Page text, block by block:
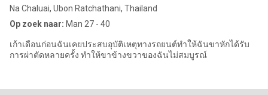
Na Chaluai, Ubon Ratchathani, Thailand
Op zoek naar: Man 27 - 40
เก้าเดือนก่อนฉันเคยประสบอุบัติเหตุทางรถยนต์ทำให้ฉันขาหักได้รับ
การผ่าตัดหลายครั้ง ทำให้ขาข้างขวาของฉันไม่สมบูรณ์